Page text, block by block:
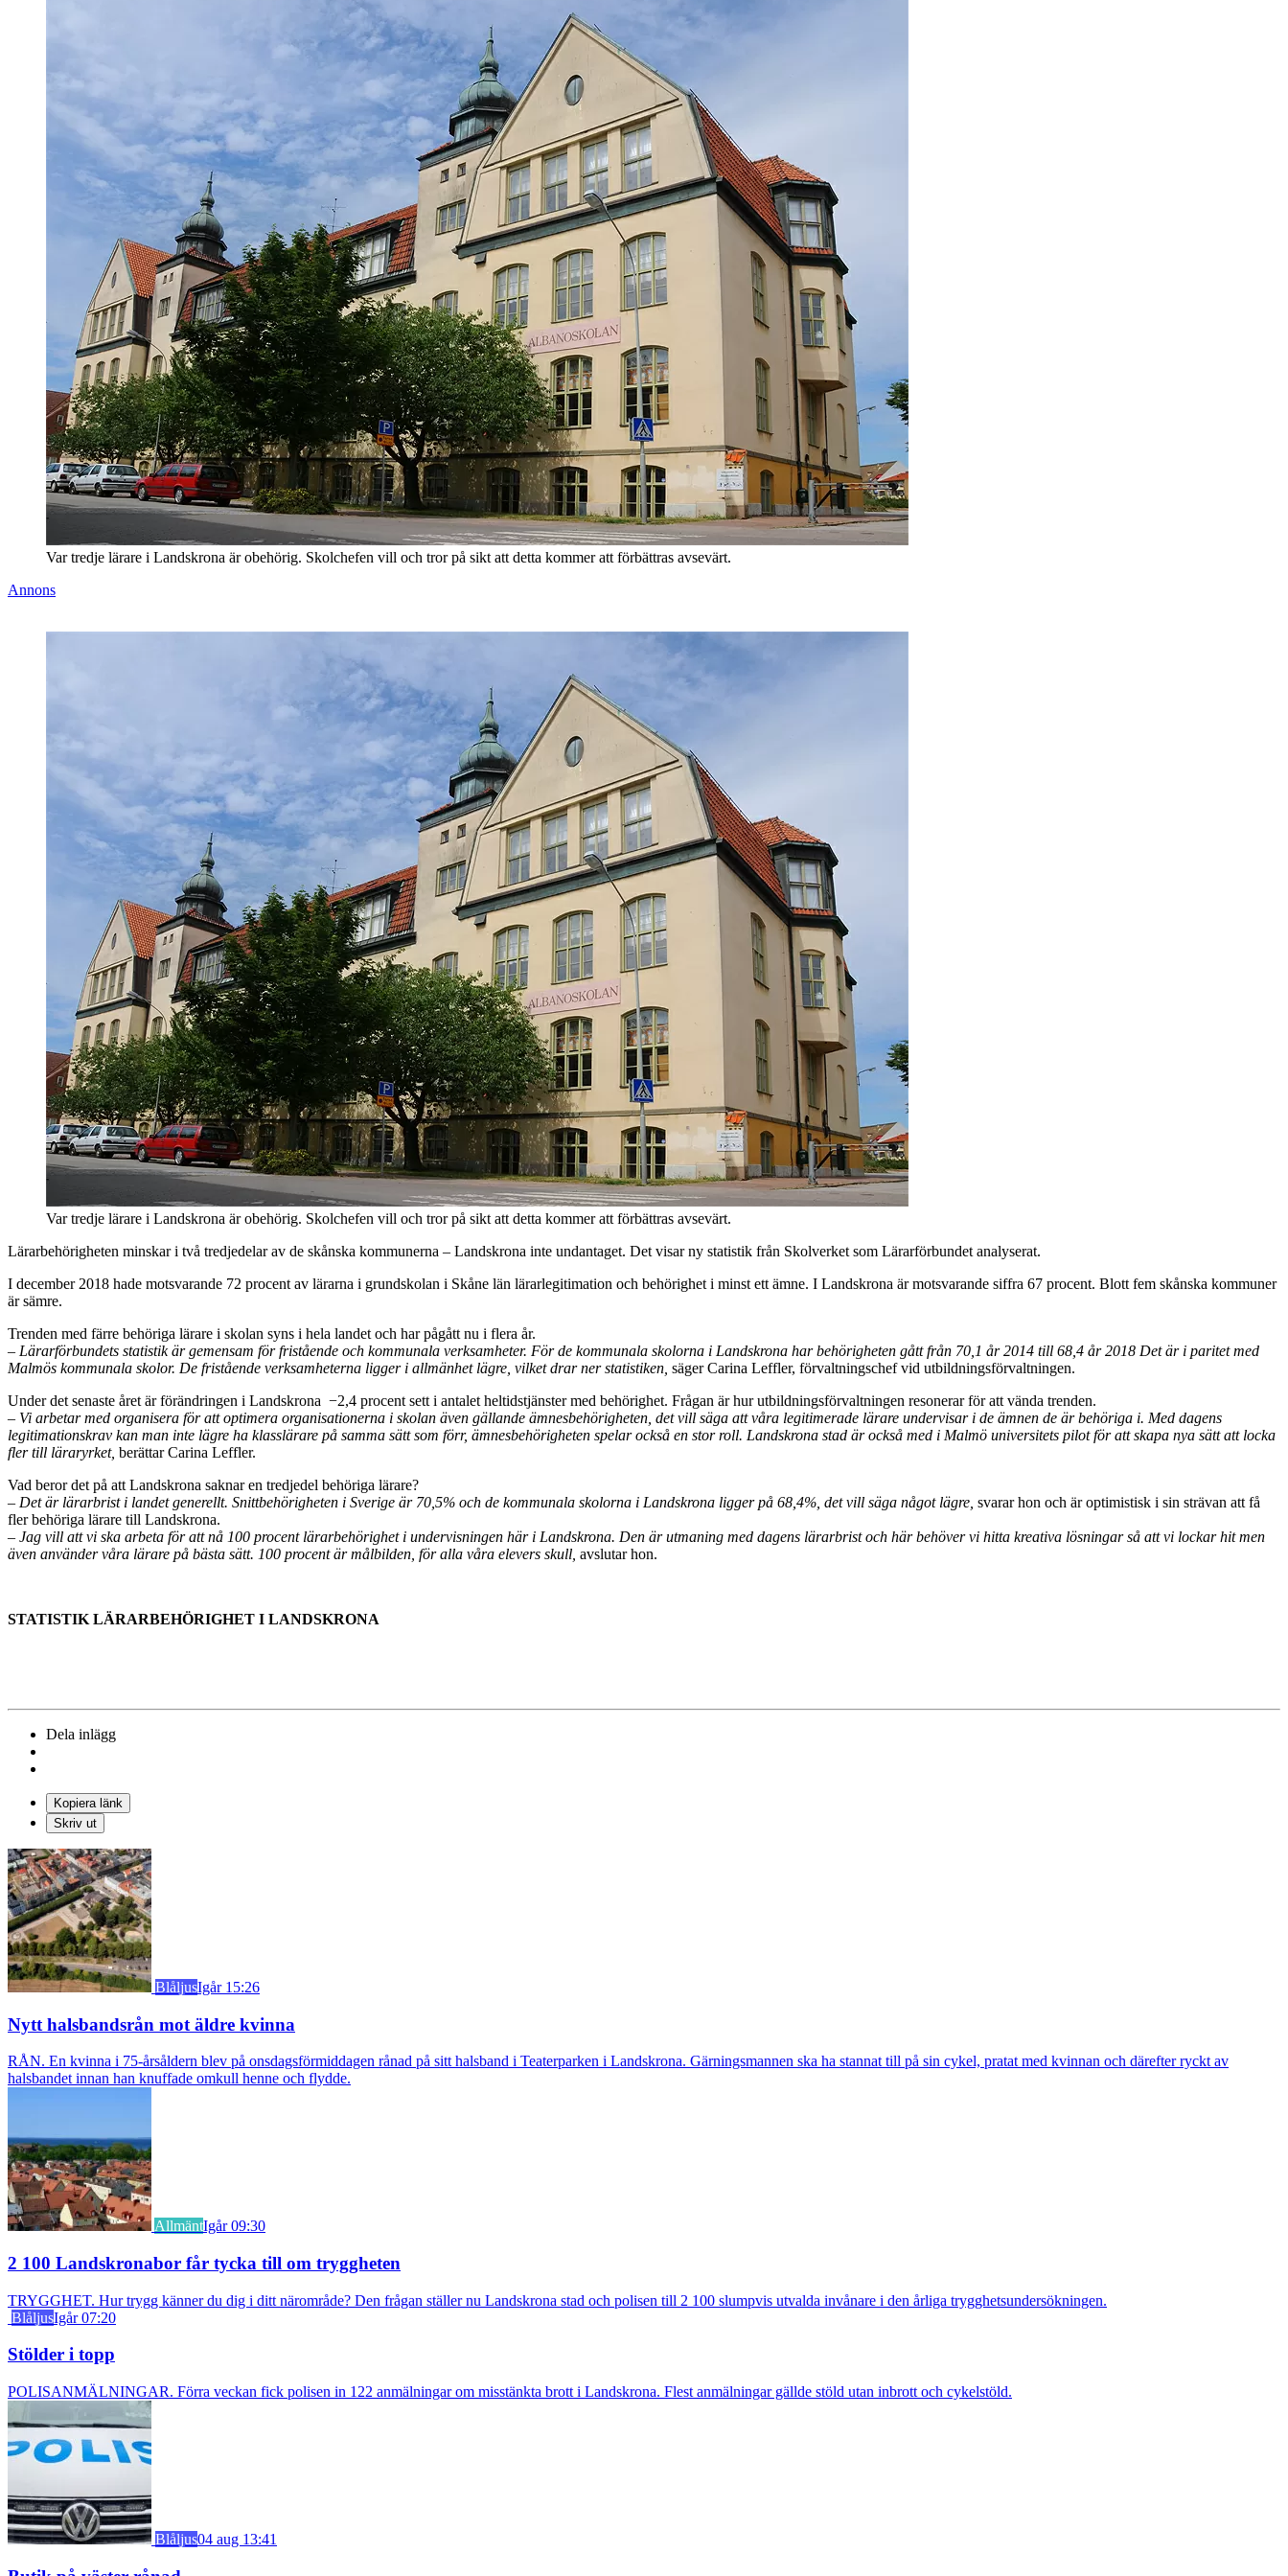
Var tredje lärare i Landskrona är obehörig. Skolchefen vill och tror på sikt att detta kommer att förbättras avsevärt.
Annons
Var tredje lärare i Landskrona är obehörig. Skolchefen vill och tror på sikt att detta kommer att förbättras avsevärt.
Lärarbehörigheten minskar i två tredjedelar av de skånska kommunerna – Landskrona inte undantaget. Det visar ny statistik från Skolverket som Lärarförbundet analyserat.
I december 2018 hade motsvarande 72 procent av lärarna i grundskolan i Skåne län lärarlegitimation och behörighet i minst ett ämne. I Landskrona är motsvarande siffra 67 procent. Blott fem skånska kommuner
är sämre.
Trenden med färre behöriga lärare i skolan syns i hela landet och har pågått nu i flera år.
– Lärarförbundets statistik är gemensam för fristående och kommunala verksamheter. För de kommunala skolorna i Landskrona har behörigheten gått från 70,1 år 2014 till 68,4 år 2018 Det är i paritet med
Malmös kommunala skolor. De fristående verksamheterna ligger i allmänhet lägre, vilket drar ner statistiken, säger Carina Leffler, förvaltningschef vid utbildningsförvaltningen.
Under det senaste året är förändringen i Landskrona −2,4 procent sett i antalet heltidstjänster med behörighet. Frågan är hur utbildningsförvaltningen resonerar för att vända trenden.
– Vi arbetar med organisera för att optimera organisationerna i skolan även gällande ämnesbehörigheten, det vill säga att våra legitimerade lärare undervisar i de ämnen de är behöriga i. Med dagens
legitimationskrav kan man inte lägre ha klasslärare på samma sätt som förr, ämnesbehörigheten spelar också en stor roll. Landskrona stad är också med i Malmö universitets pilot för att skapa nya sätt att locka
fler till läraryrket, berättar Carina Leffler.
Vad beror det på att Landskrona saknar en tredjedel behöriga lärare?
– Det är lärarbrist i landet generellt. Snittbehörigheten i Sverige är 70,5% och de kommunala skolorna i Landskrona ligger på 68,4%, det vill säga något lägre, svarar hon och är optimistisk i sin strävan att få
fler behöriga lärare till Landskrona.
– Jag vill att vi ska arbeta för att nå 100 procent lärarbehörighet i undervisningen här i Landskrona. Den är utmaning med dagens lärarbrist och här behöver vi hitta kreativa lösningar så att vi lockar hit men
även använder våra lärare på bästa sätt. 100 procent är målbilden, för alla våra elevers skull, avslutar hon.
STATISTIK LÄRARBEHÖRIGHET I LANDSKRONA
Dela inlägg
Kopiera länk
Skriv ut
BlåljusIgår 15:26
Nytt halsbandsrån mot äldre kvinna
RÅN. En kvinna i 75-årsåldern blev på onsdagsförmiddagen rånad på sitt halsband i Teaterparken i Landskrona. Gärningsmannen ska ha stannat till på sin cykel, pratat med kvinnan och därefter ryckt av
halsbandet innan han knuffade omkull henne och flydde.
AllmäntIgår 09:30
2 100 Landskronabor får tycka till om tryggheten
TRYGGHET. Hur trygg känner du dig i ditt närområde? Den frågan ställer nu Landskrona stad och polisen till 2 100 slumpvis utvalda invånare i den årliga trygghetsundersökningen.
BlåljusIgår 07:20
Stölder i topp
POLISANMÄLNINGAR. Förra veckan fick polisen in 122 anmälningar om misstänkta brott i Landskrona. Flest anmälningar gällde stöld utan inbrott och cykelstöld.
Blåljus04 aug 13:41